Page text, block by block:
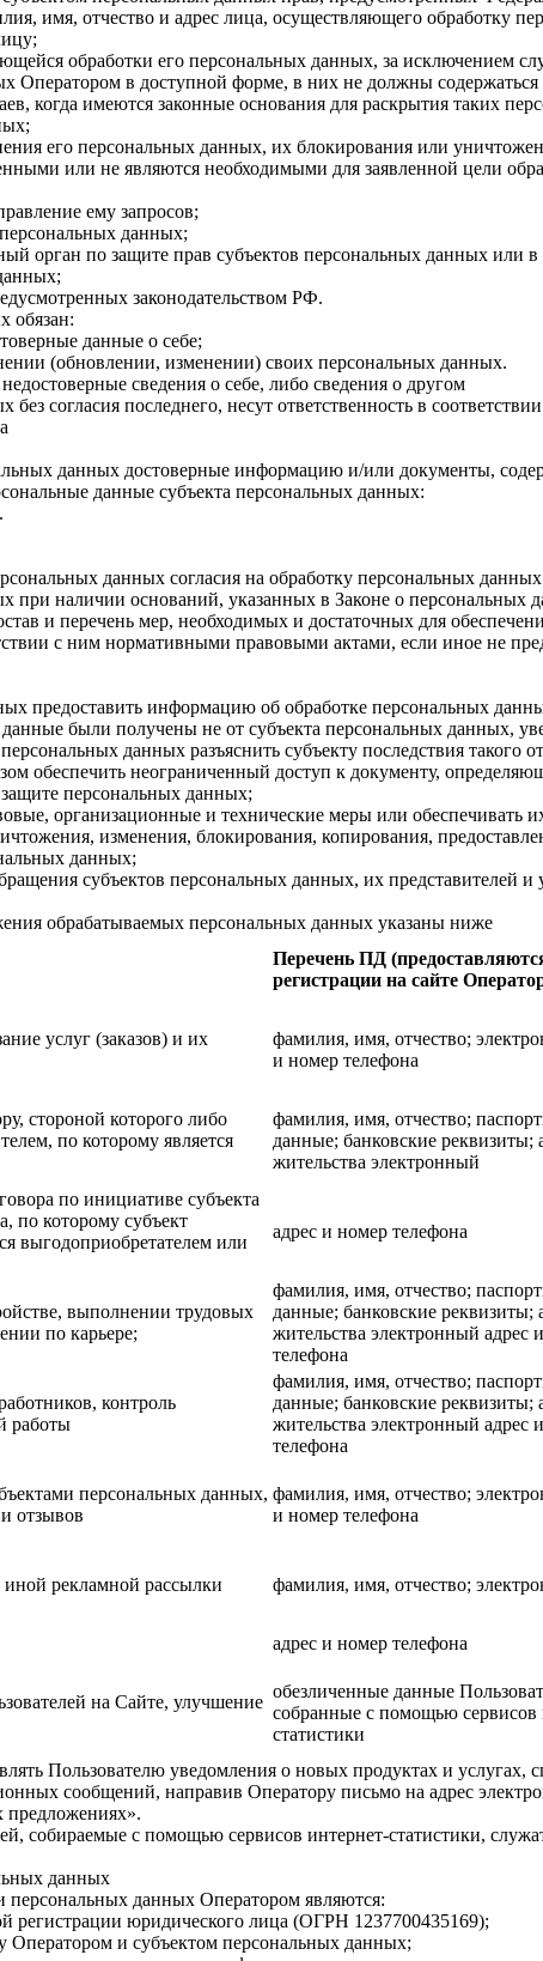
имя, отчество и адрес лица, осуществляющего обработку
обработки его персональных данных, за исключением
Оператором в доступной форме, в них не должны
когда имеются законные основания для раскрытия таких
его персональных данных, их блокирования или
или не являются необходимыми для заявленной цели
ему запросов;
данных;
орган по защите прав субъектов персональных данных или
законодательством РФ.
обязан:
данные о себе;
(обновлении, изменении) своих персональных данных.
сведения о себе, либо сведения о другом
без согласия последнего, несут ответственность в
данных достоверные информацию и/или документы,
данные субъекта персональных данных:
данных согласия на обработку персональных
при наличии оснований, указанных в Законе о персональных
и перечень мер, необходимых и достаточных для
с ним нормативными правовыми актами, если иное не
предоставить информацию об обработке персональных
были получены не от субъекта персональных данных,
данных разъяснить субъекту последствия такого
обеспечить неограниченный доступ к документу,
персональных данных;
организационные и технические меры или обеспечивать
изменения, блокирования, копирования,
данных;
субъектов персональных данных, их представителей
обрабатываемых персональных данных указаны ниже
Перечень ПД
регистрации на сайте
услуг (заказов) и их
фамилия, имя, отчество;
и номер телефона
стороной которого либо
по которому является
фамилия, имя, отчество;
данные; банковские реквизиты;
жительства электронный
по инициативе субъекта
по которому субъект
выгодоприобретателем или
адрес и номер телефона
выполнении трудовых
по карьере;
фамилия, имя, отчество;
данные; банковские реквизиты;
жительства электронный адрес
телефона
контроль
работы
фамилия, имя, отчество;
данные; банковские реквизиты;
жительства электронный адрес
телефона
персональных данных,
отзывов
фамилия, имя, отчество;
и номер телефона
рекламной рассылки фамилия, имя, отчество;
адрес и номер телефона
на Сайте, улучшение
обезличенные данные
собранные с помощью сервисов
статистики
Пользователю уведомления о новых продуктах и
сообщений, направив Оператору письмо на адрес
предложениях».
собираемые с помощью сервисов интернет-статистики,
данных
данных Оператором являются:
регистрации юридического лица (ОГРН 1237700435169);
Оператором и субъектом персональных данных;